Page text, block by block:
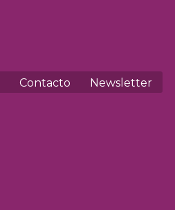
Contacto Newsletter